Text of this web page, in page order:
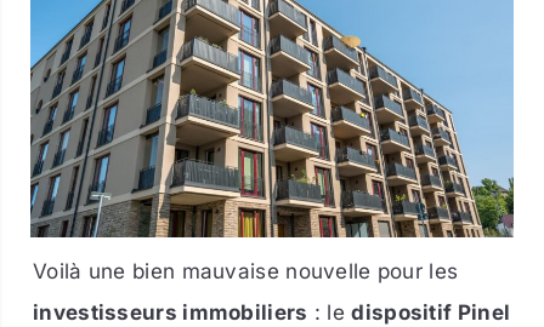
Voilà une bien mauvaise nouvelle pour les
investisseurs immobiliers : ledispositif Pinel